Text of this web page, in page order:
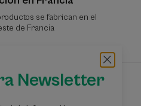
Newsletter
se fabrican en el
de Francia